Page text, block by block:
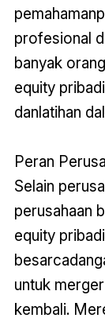
profesional
banyak
equity
danlatihan
Peran
Selain
perusahaan
equity
untuk
kembali.